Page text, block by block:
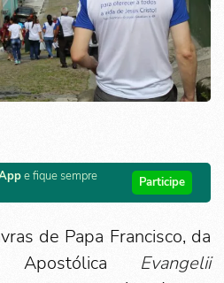
e fique sempre
Participe
de Papa Francisco, da
Apostólica Evangelii